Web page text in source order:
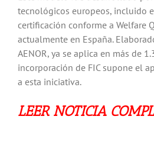
tecnológicos europeos, incluido
certificación conforme a Welfare
actualmente en España.
AENOR, ya se aplica en más de
incorporación de FIC supone el
a esta iniciativa.
LEER NOTICIA